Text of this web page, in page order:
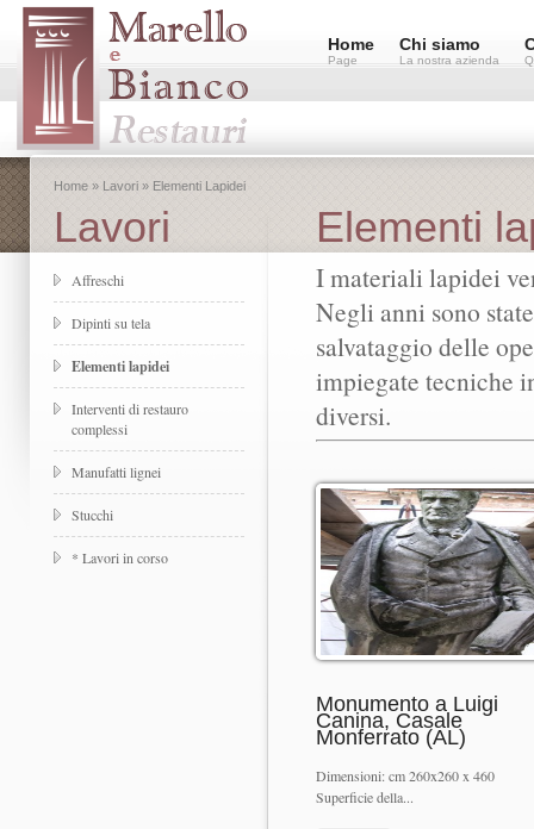
Home
Page
Chi siamo
La nostra azienda
Home » Lavori » Elementi Lapidei
Elementi
I materiali lapidei
Negli anni sono
salvataggio delle
impiegate tecniche
diversi.
Monumento a Luigi
Canina, Casale
Monferrato (AL)
Dimensioni: cm 260x260 x 460
Superficie della...
Lavori
Affreschi
Dipinti su tela
Elementi lapidei
Interventi di restauro
complessi
Manufatti lignei
Stucchi
* Lavori in corso